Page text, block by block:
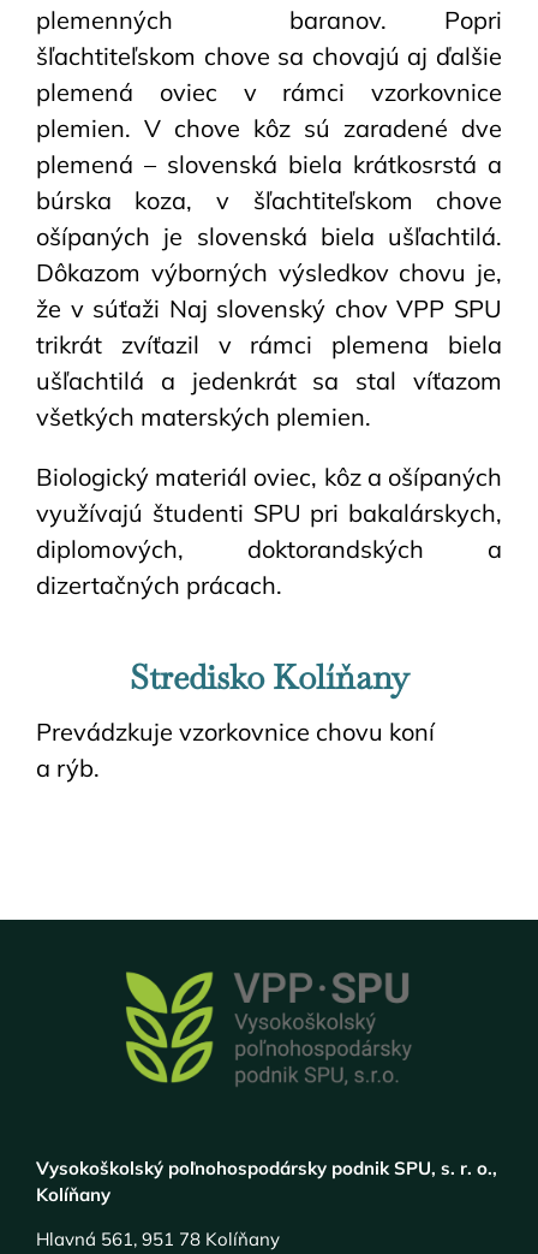
plemenných baranov. Popri
šľachtiteľskom chove sa chovajú aj ďalšie
plemená oviec v rámci vzorkovnice
plemien. V chove kôz sú zaradené dve
plemená – slovenská biela krátkosrstá a
búrska koza, v šľachtiteľskom chove
ošípaných je slovenská biela ušľachtilá.
Dôkazom výborných výsledkov chovu je,
že v súťaži Naj slovenský chov VPP SPU
trikrát zvíťazil v rámci plemena biela
ušľachtilá a jedenkrát sa stal víťazom
všetkých materských plemien.
Biologický materiál oviec, kôz a ošípaných
využívajú študenti SPU pri bakalárskych,
diplomových, doktorandských a
dizertačných prácach.
Stredisko Kolíňany
Prevádzkuje vzorkovnice chovu koní
a rýb.
Vysokoškolský poľnohospodársky podnik SPU, s. r. o.,
Kolíňany
Hlavná 561, 951 78 Kolíňany